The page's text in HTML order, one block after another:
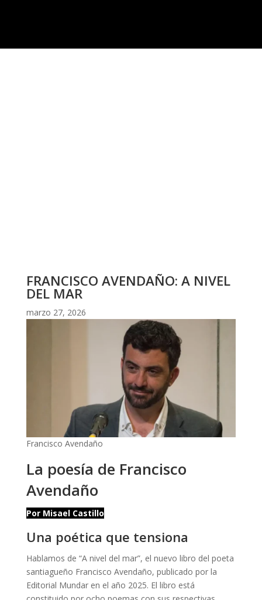
FRANCISCO AVENDAÑO: A NIVEL
DEL MAR
marzo 27, 2026
Francisco Avendaño
La poesía de Francisco
Avendaño
Por Misael Castillo
Una poética que tensiona
Hablamos de “A nivel del mar”, el nuevo libro del poeta
santiagueño Francisco Avendaño, publicado por la
Editorial Mundar en el año 2025. El libro está